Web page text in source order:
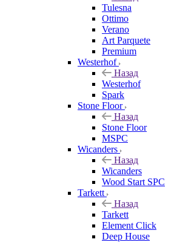
Tulesna
Ottimo
Verano
Art Parquete
Premium
Westerhof
Назад
Westerhof
Spark
Stone Floor
Назад
Stone Floor
MSPC
Wicanders
Назад
Wicanders
Wood Start SPC
Tarkett
Назад
Tarkett
Element Click
Deep House